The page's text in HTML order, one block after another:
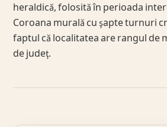
heraldică, folosită în perioada
Coroana murală cu şapte turnuri
faptul că localitatea are rangul de
de judeţ.